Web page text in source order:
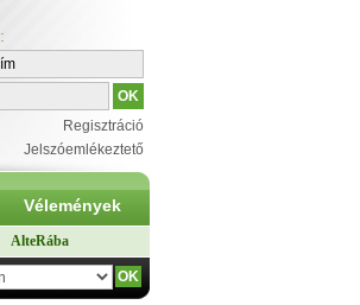
:
Regisztráció
Jelszóemlékeztető
Vélemények
AlteRába